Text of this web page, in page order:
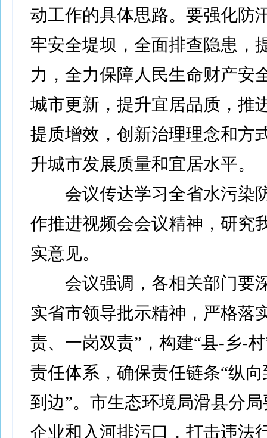
动工作的具体思路。要强化防
牢安全堤坝，全面排查隐患，
力，全力保障人民生命财产安
城市更新，提升宜居品质，推
提质增效，创新治理理念和方
升城市发展质量和宜居水平。
会议传达学习全省水污染
作推进视频会会议精神，研究
实意见。
会议强调，各相关部门要
实省市领导批示精神，严格落
责、一岗双责”，构建“县-乡-
责任体系，确保责任链条“纵
到边”。市生态环境局滑县分
企业和入河排污口，打击违法